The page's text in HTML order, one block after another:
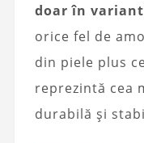
doar în
orice fel de
din piele plus
reprezintă cea
durabilă și